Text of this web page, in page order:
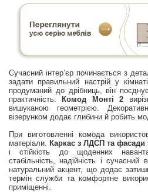
Сучасний інтер’єр починається з
задати правильний настрій у
продуманий до дрібниць, він
практичність.Комод Монті 2
вишуканою геометрією.
візерунком додає глибини й робить
При виготовленні комода
матеріали. Каркас з ЛДСП та
і стійкість до щоденних
стабільність, надійність і
натуральний акцент, що додає
термін служби та комфортне
приміщенні.